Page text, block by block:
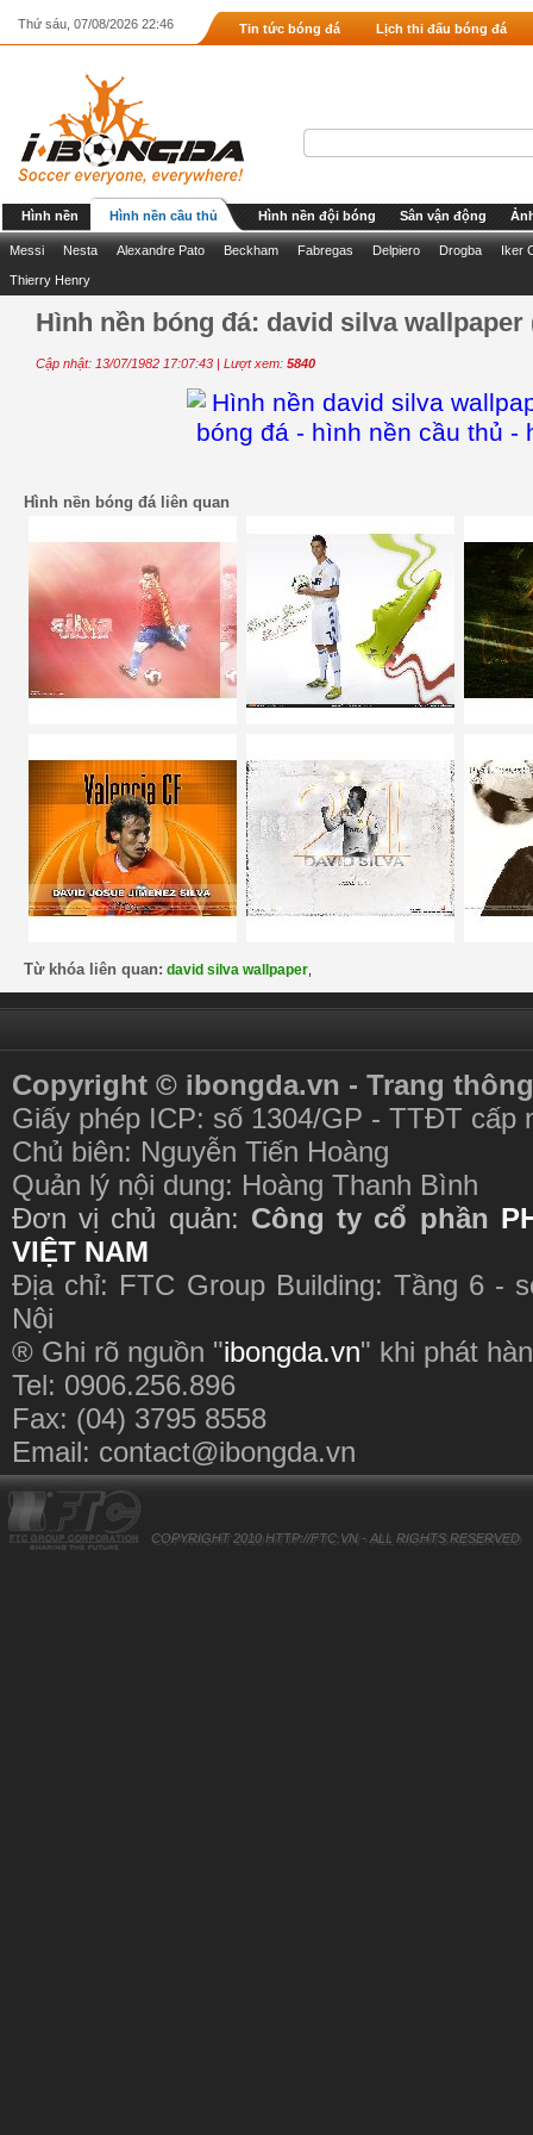
Thứ sáu, 07/08/2026 22:46 Tin tức bóng đá Lịch thi đấu bóng đá
Hình nền Hình nền cầu thủ Hình nền đội bóng Sân vận động
Messi Nesta Alexandre Pato Beckham Fabregas Delpiero Drogba Iker
Thierry Henry
Hình nền bóng đá: david silva wallpaper
Cập nhật: 13/07/1982 17:07:43 | Lượt xem: 5840
Hình nền bóng đá liên quan
Từ khóa liên quan: david silva wallpaper
Copyright © ibongda.vn - Trang
Giấy phép ICP: số 1304/GP - TTĐT cấp
Chủ biên: Nguyễn Tiến Hoàng
Quản lý nội dung: Hoàng Thanh Bình
Đơn vị chủ quản: Công ty cổ phần
VIỆT NAM
Địa chỉ: FTC Group Building: Tầng 6 -
Nội
® Ghi rõ nguồn "ibongda.vn" khi phát
Tel: 0906.256.896
Fax: (04) 3795 8558
Email: contact@ibongda.vn
COPYRIGHT 2010 HTTP://FTC.VN - ALL RIGHTS RESERVED